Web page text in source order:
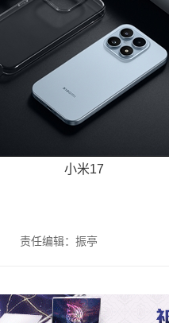
小米17
责任编辑：振亭